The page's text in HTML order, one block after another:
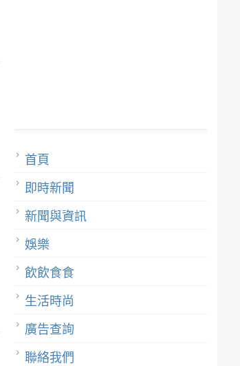
首頁
即時新聞
新聞與資訊
娛樂
飲飲食食
生活時尚
廣告查詢
聯絡我們